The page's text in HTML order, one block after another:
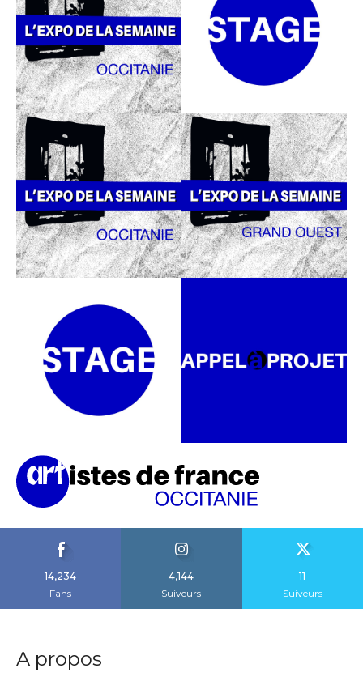
14,234
Fans
4,144
Suiveurs
11
Suiveurs
A propos